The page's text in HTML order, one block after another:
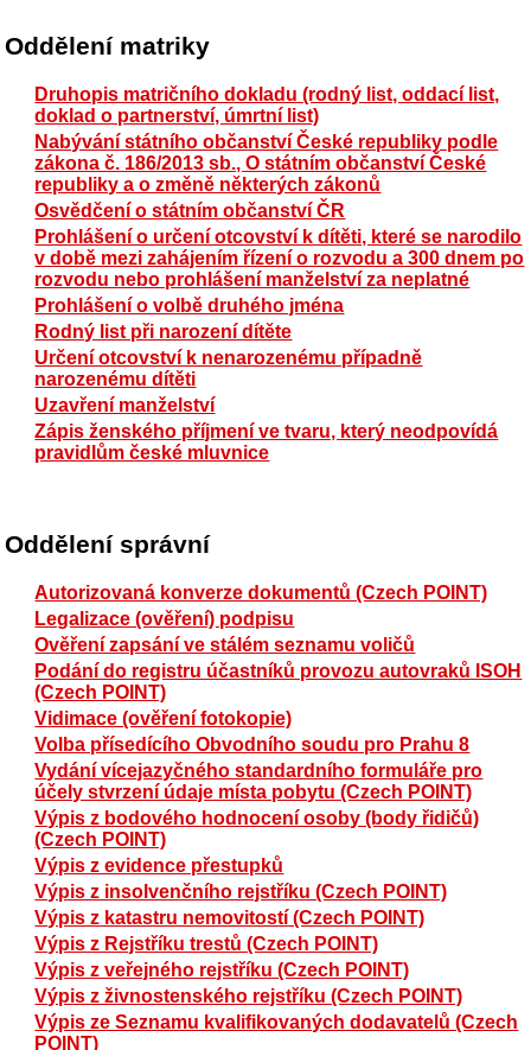
Oddělení matriky
Druhopis matričního dokladu (rodný list, oddací list,
doklad o partnerství, úmrtní list)
Nabývání státního občanství České republiky podle
zákona č. 186/2013 sb., O státním občanství České
republiky a o změně některých zákonů
Osvědčení o státním občanství ČR
Prohlášení o určení otcovství k dítěti, které se narodilo
v době mezi zahájením řízení o rozvodu a 300 dnem po
rozvodu nebo prohlášení manželství za neplatné
Prohlášení o volbě druhého jména
Rodný list při narození dítěte
Určení otcovství k nenarozenému případně
narozenému dítěti
Uzavření manželství
Zápis ženského příjmení ve tvaru, který neodpovídá
pravidlům české mluvnice
Oddělení správní
Autorizovaná konverze dokumentů (Czech POINT)
Legalizace (ověření) podpisu
Ověření zapsání ve stálém seznamu voličů
Podání do registru účastníků provozu autovraků ISOH
(Czech POINT)
Vidimace (ověření fotokopie)
Volba přísedícího Obvodního soudu pro Prahu 8
Vydání vícejazyčného standardního formuláře pro
účely stvrzení údaje místa pobytu (Czech POINT)
Výpis z bodového hodnocení osoby (body řidičů)
(Czech POINT)
Výpis z evidence přestupků
Výpis z insolvenčního rejstříku (Czech POINT)
Výpis z katastru nemovitostí (Czech POINT)
Výpis z Rejstříku trestů (Czech POINT)
Výpis z veřejného rejstříku (Czech POINT)
Výpis z živnostenského rejstříku (Czech POINT)
Výpis ze Seznamu kvalifikovaných dodavatelů (Czech
POINT)